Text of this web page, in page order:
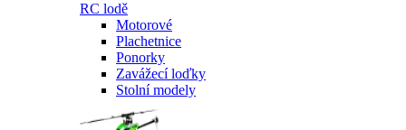
RC lodě
Motorové
Plachetnice
Ponorky
Zavážecí loďky
Stolní modely